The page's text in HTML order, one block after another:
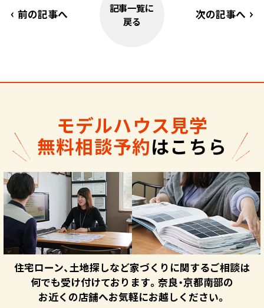
前の記事へ
記事一覧に
戻る
次の記事へ
モデルハウス見学
無料相談予約はこちら
住宅ローン、土地探しなど家づくりに関するご相談は
何でも受け付けております。奈良・京都南部の
お近くの店舗へお気軽にお越しください。